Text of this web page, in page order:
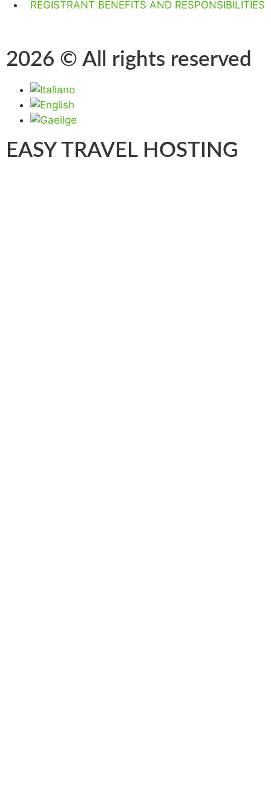
REGISTRANT BENEFITS AND RESPONSIBILITIES
2026 © All rights reserved
EASY TRAVEL HOSTING